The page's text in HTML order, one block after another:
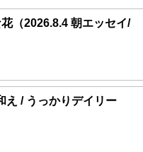
（2026.8.4 朝エッセイ/
え / うっかりデイリー